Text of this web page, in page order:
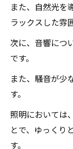
また、自然光を
ラックスした雰
次に、音響につ
です。
また、騒音が少
す。
照明においては
とで、ゆっくり
す。